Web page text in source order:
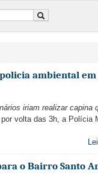
ambiental em
iriam realizar capina
por volta das 3h, a Polícia
o Bairro Santo